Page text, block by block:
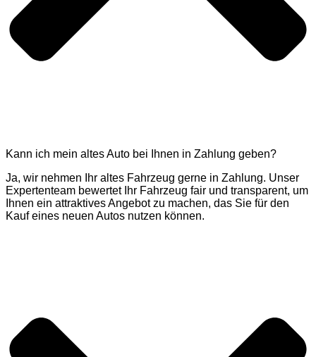
Kann ich mein altes Auto bei Ihnen in Zahlung geben?
Ja, wir nehmen Ihr altes Fahrzeug gerne in Zahlung. Unser
Expertenteam bewertet Ihr Fahrzeug fair und transparent, um
Ihnen ein attraktives Angebot zu machen, das Sie für den
Kauf eines neuen Autos nutzen können.